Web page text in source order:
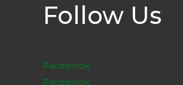
Follow Us
Facebook
Facebook